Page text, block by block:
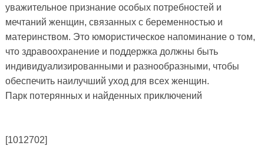
уважительное признание особых потребностей и
мечтаний женщин, связанных с беременностью и
материнством. Это юмористическое напоминание о том,
что здравоохранение и поддержка должны быть
индивидуализированными и разнообразными, чтобы
обеспечить наилучший уход для всех женщин.
Парк потерянных и найденных приключений
[1012702]